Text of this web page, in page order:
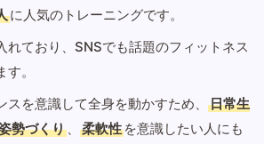
に人気のトレーニングです。
れており、SNSでも話題のフィットネス
。
を意識して全身を動かすため、
日常生
勢づくり 、 柔軟性 を意識したい人にも